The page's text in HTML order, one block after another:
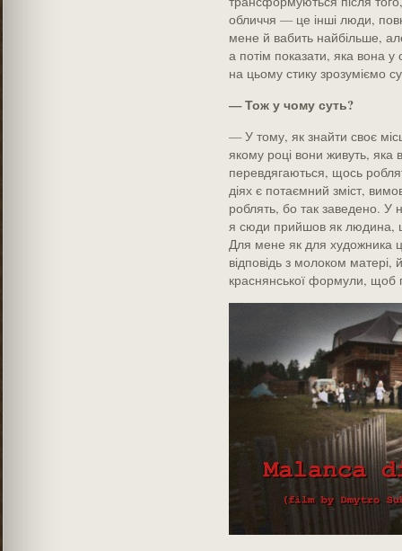
обличчя — це інші люди,
мене й вабить найбільше,
а потім показати, яка вона
на цьому стику зрозуміємо
— Тож у чому суть?
— У тому, як знайти своє
якому році вони живуть, яка
перевдягаються, щось
діях є потаємний зміст,
роблять, бо так заведено. У
я сюди прийшов як людина,
Для мене як для художника
відповідь з молоком матері,
краснянської формули, щоб